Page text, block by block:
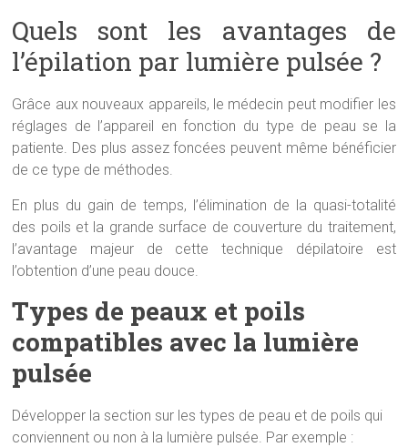
Quels sont les avantages de
l’épilation par lumière pulsée ?
Grâce aux nouveaux appareils, le médecin peut modifier les
réglages de l’appareil en fonction du type de peau se la
patiente. Des plus assez foncées peuvent même bénéficier
de ce type de méthodes.
En plus du gain de temps, l’élimination de la quasi-totalité
des poils et la grande surface de couverture du traitement,
l’avantage majeur de cette technique dépilatoire est
l’obtention d’une peau douce.
Types de peaux et poils
compatibles avec la lumière
pulsée
Développer la section sur les types de peau et de poils qui
conviennent ou non à la lumière pulsée. Par exemple :